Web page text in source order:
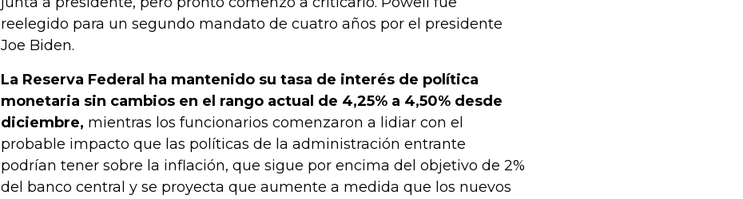
reelegido para un segundo mandato de cuatro años por el presidente
Joe Biden.
La Reserva Federal ha mantenido su tasa de interés de política
monetaria sin cambios en el rango actual de 4,25% a 4,50% desde
diciembre, mientras los funcionarios comenzaron a lidiar con el
probable impacto que las políticas de la administración entrante
podrían tener sobre la inflación, que sigue por encima del objetivo de 2%
del banco central y se proyecta que aumente a medida que los nuevos